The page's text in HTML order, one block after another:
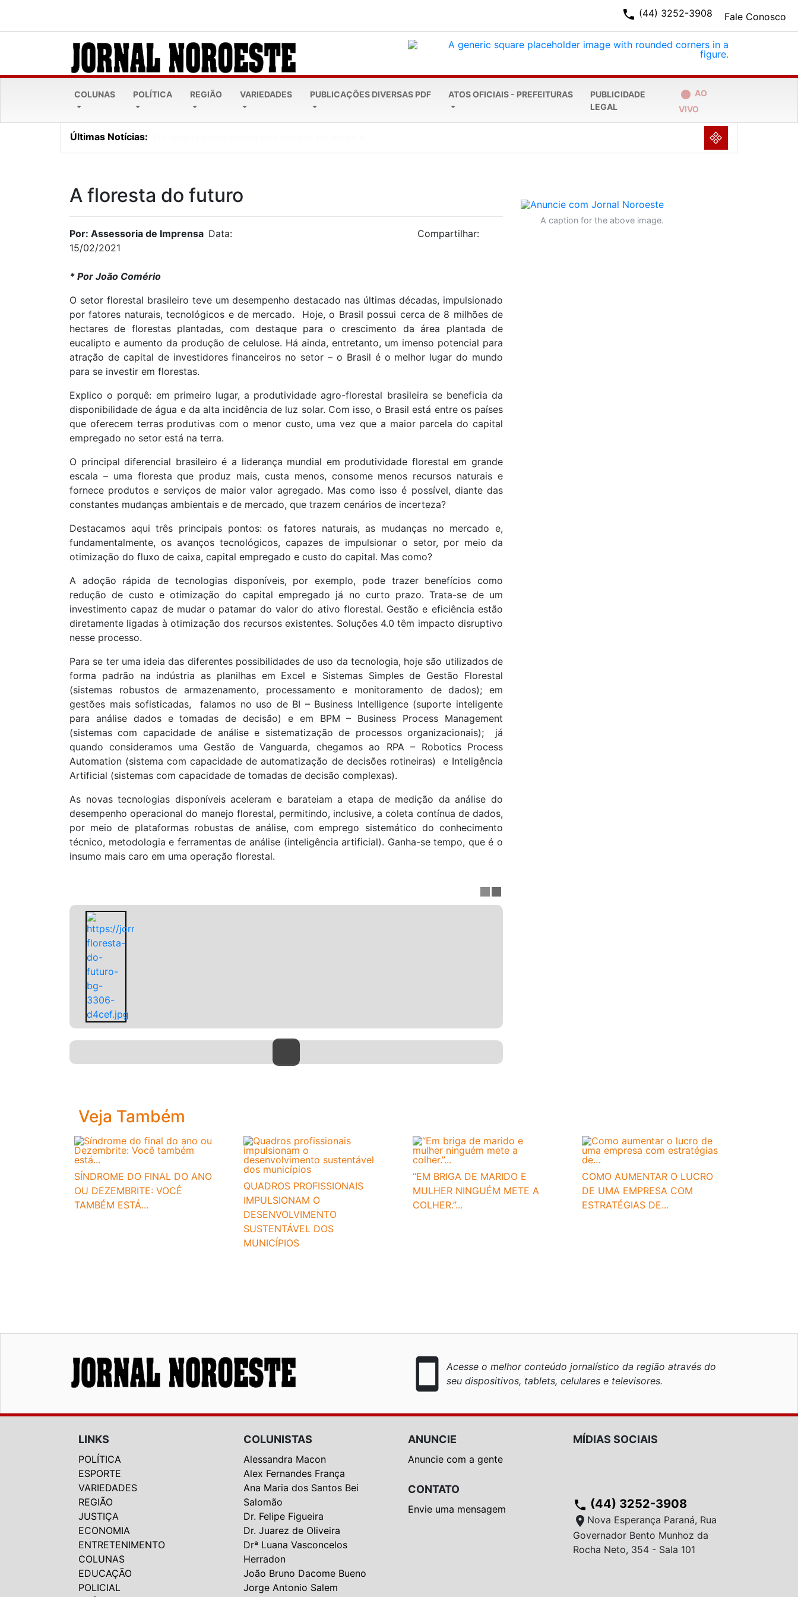
Fale Conosco
phone (44) 3252-3908
COLUNAS POLÍTICA REGIÃO VARIEDADES PUBLICAÇÕES DIVERSAS PDF ATOS OFICIAIS - PREFEITURAS
PUBLICIDADE
LEGAL
fiber_manual_record AO
VIVO
Últimas Notícias: NULL
A floresta do futuro
Por: Assessoria de Imprensa Data:
15/02/2021
Compartilhar:
* Por João Comério
O setor florestal brasileiro teve um desempenho destacado nas últimas décadas, impulsionado
por fatores naturais, tecnológicos e de mercado. Hoje, o Brasil possui cerca de 8 milhões de
hectares de florestas plantadas, com destaque para o crescimento da área plantada de
eucalipto e aumento da produção de celulose. Há ainda, entretanto, um imenso potencial para
atração de capital de investidores financeiros no setor – o Brasil é o melhor lugar do mundo
para se investir em florestas.
Explico o porquê: em primeiro lugar, a produtividade agro-florestal brasileira se beneficia da
disponibilidade de água e da alta incidência de luz solar. Com isso, o Brasil está entre os países
que oferecem terras produtivas com o menor custo, uma vez que a maior parcela do capital
empregado no setor está na terra.
O principal diferencial brasileiro é a liderança mundial em produtividade florestal em grande
escala – uma floresta que produz mais, custa menos, consome menos recursos naturais e
fornece produtos e serviços de maior valor agregado. Mas como isso é possível, diante das
constantes mudanças ambientais e de mercado, que trazem cenários de incerteza?
Destacamos aqui três principais pontos: os fatores naturais, as mudanças no mercado e,
fundamentalmente, os avanços tecnológicos, capazes de impulsionar o setor, por meio da
otimização do fluxo de caixa, capital empregado e custo do capital. Mas como?
A adoção rápida de tecnologias disponíveis, por exemplo, pode trazer benefícios como
redução de custo e otimização do capital empregado já no curto prazo. Trata-se de um
investimento capaz de mudar o patamar do valor do ativo florestal. Gestão e eficiência estão
diretamente ligadas à otimização dos recursos existentes. Soluções 4.0 têm impacto disruptivo
nesse processo.
Para se ter uma ideia das diferentes possibilidades de uso da tecnologia, hoje são utilizados de
forma padrão na indústria as planilhas em Excel e Sistemas Simples de Gestão Florestal
(sistemas robustos de armazenamento, processamento e monitoramento de dados); em
gestões mais sofisticadas, falamos no uso de BI – Business Intelligence (suporte inteligente
para análise dados e tomadas de decisão) e em BPM – Business Process Management
(sistemas com capacidade de análise e sistematização de processos organizacionais); já
quando consideramos uma Gestão de Vanguarda, chegamos ao RPA – Robotics Process
Automation (sistema com capacidade de automatização de decisões rotineiras) e Inteligência
Artificial (sistemas com capacidade de tomadas de decisão complexas).
As novas tecnologias disponíveis aceleram e barateiam a etapa de medição da análise do
desempenho operacional do manejo florestal, permitindo, inclusive, a coleta contínua de dados,
por meio de plataformas robustas de análise, com emprego sistemático do conhecimento
técnico, metodologia e ferramentas de análise (inteligência artificial). Ganha-se tempo, que é o
insumo mais caro em uma operação florestal.
A caption for the above image.
Veja Também
SÍNDROME DO FINAL DO ANO
OU DEZEMBRITE: VOCÊ
TAMBÉM ESTÁ...
QUADROS PROFISSIONAIS
IMPULSIONAM O
DESENVOLVIMENTO
SUSTENTÁVEL DOS
MUNICÍPIOS
“EM BRIGA DE MARIDO E
MULHER NINGUÉM METE A
COLHER.”...
COMO AUMENTAR O LUCRO
DE UMA EMPRESA COM
ESTRATÉGIAS DE...
smartphone
Acesse o melhor conteúdo jornalístico da região através do
seu dispositivos, tablets, celulares e televisores.
LINKS
POLÍTICA
ESPORTE
VARIEDADES
REGIÃO
JUSTIÇA
ECONOMIA
ENTRETENIMENTO
COLUNAS
EDUCAÇÃO
POLICIAL
COLUNISTAS
Alessandra Macon
Alex Fernandes França
Ana Maria dos Santos Bei
Salomão
Dr. Felipe Figueira
Dr. Juarez de Oliveira
Drª Luana Vasconcelos
Herradon
João Bruno Dacome Bueno
Jorge Antonio Salem
ANUNCIE
Anuncie com a gente
CONTATO
Envie uma mensagem
MÍDIAS SOCIAIS
phone (44) 3252-3908
location_on Nova Esperança Paraná, Rua
Governador Bento Munhoz da
Rocha Neto, 354 - Sala 101